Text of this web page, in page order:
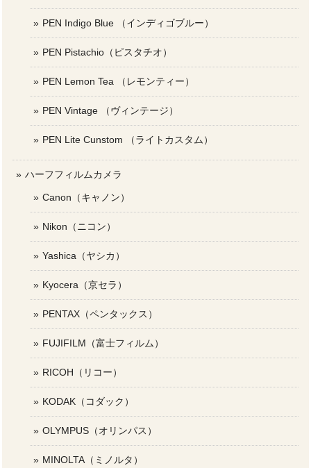
PEN Indigo Blue （インディゴブルー）
PEN Pistachio（ピスタチオ）
PEN Lemon Tea （レモンティー）
PEN Vintage （ヴィンテージ）
PEN Lite Cunstom （ライトカスタム）
ハーフフィルムカメラ
Canon（キャノン）
Nikon（ニコン）
Yashica（ヤシカ）
Kyocera（京セラ）
PENTAX（ペンタックス）
FUJIFILM（富士フィルム）
RICOH（リコー）
KODAK（コダック）
OLYMPUS（オリンパス）
MINOLTA（ミノルタ）